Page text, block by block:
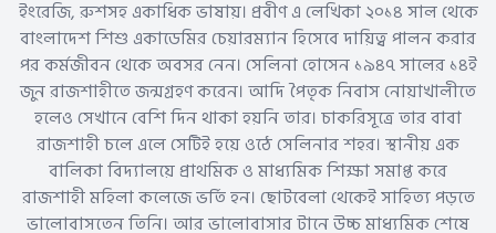
ইংরেজি, রুশসহ একাধিক ভাষায়। প্রবীণ এ লেখিকা ২০১৪ সাল থেকে
বাংলাদেশ শিশু একাডেমির চেয়ারম্যান হিসেবে দায়িত্ব পালন করার
পর কর্মজীবন থেকে অবসর নেন। সেলিনা হোসেন ১৯৪৭ সালের ১৪ই
জুন রাজশাহীতে জন্মগ্রহণ করেন। আদি পৈতৃক নিবাস নোয়াখালীতে
হলেও সেখানে বেশি দিন থাকা হয়নি তার। চাকরিসূত্রে তার বাবা
রাজশাহী চলে এলে সেটিই হয়ে ওঠে সেলিনার শহর। স্থানীয় এক
বালিকা বিদ্যালয়ে প্রাথমিক ও মাধ্যমিক শিক্ষা সমাপ্ত করে
রাজশাহী মহিলা কলেজে ভর্তি হন। ছোটবেলা থেকেই সাহিত্য পড়তে
ভালোবাসতেন তিনি। আর ভালোবাসার টানে উচ্চ মাধ্যমিক শেষে